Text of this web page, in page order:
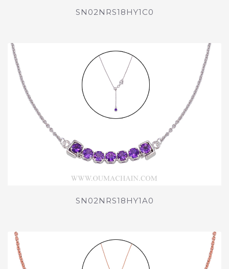
SN02NRS18HY1C0
SN02NRS18HY1A0